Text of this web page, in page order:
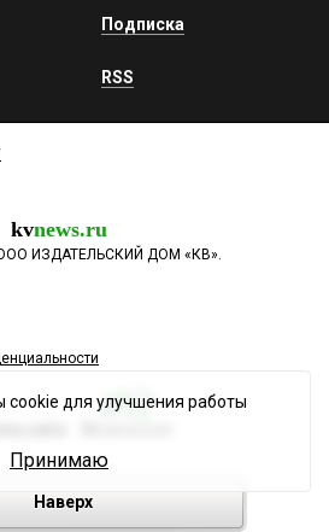
Подписка
RSS
kvnews.ru
ИЗДАТЕЛЬСКИЙ ДОМ «КВ».
сайта
Наверх
для улучшения работы
Принимаю